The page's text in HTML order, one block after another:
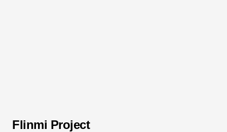
Flinmi Project